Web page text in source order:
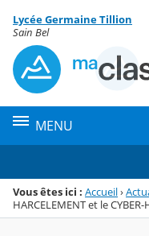
Menu de la rubrique
Contenu
Lycée Germaine Tillion
Sain Bel
MENU
Vous êtes ici : Accueil›
HARCELEMENT et le CYBER-